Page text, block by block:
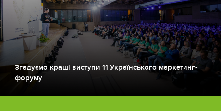
Згадуємо кращі виступи 11 Українського маркетинг-
форуму